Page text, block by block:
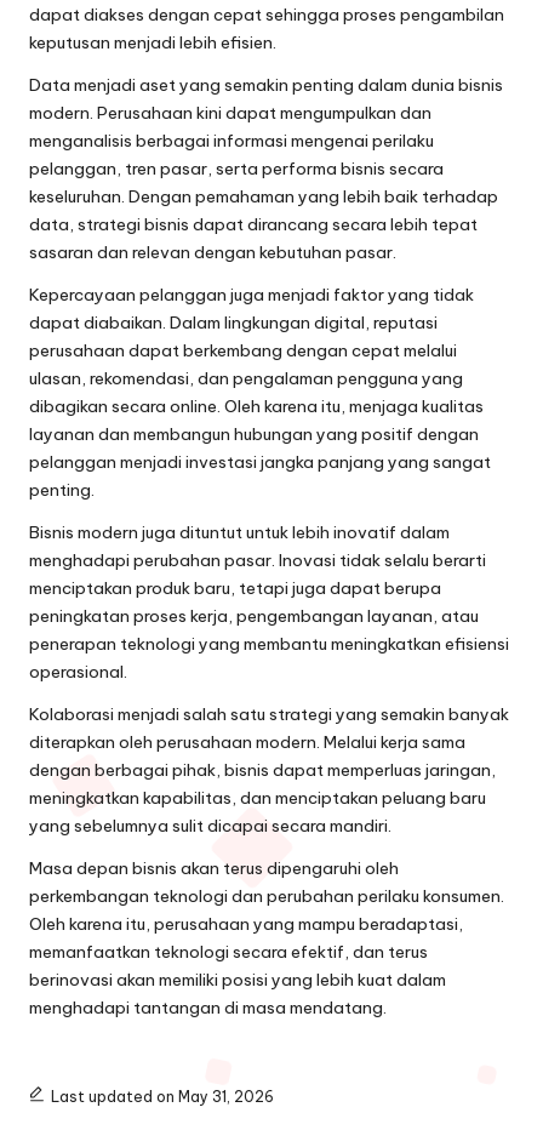
dapat diakses dengan cepat sehingga proses pengambilan
keputusan menjadi lebih efisien.
Data menjadi aset yang semakin penting dalam dunia bisnis
modern. Perusahaan kini dapat mengumpulkan dan
menganalisis berbagai informasi mengenai perilaku
pelanggan, tren pasar, serta performa bisnis secara
keseluruhan. Dengan pemahaman yang lebih baik terhadap
data, strategi bisnis dapat dirancang secara lebih tepat
sasaran dan relevan dengan kebutuhan pasar.
Kepercayaan pelanggan juga menjadi faktor yang tidak
dapat diabaikan. Dalam lingkungan digital, reputasi
perusahaan dapat berkembang dengan cepat melalui
ulasan, rekomendasi, dan pengalaman pengguna yang
dibagikan secara online. Oleh karena itu, menjaga kualitas
layanan dan membangun hubungan yang positif dengan
pelanggan menjadi investasi jangka panjang yang sangat
penting.
Bisnis modern juga dituntut untuk lebih inovatif dalam
menghadapi perubahan pasar. Inovasi tidak selalu berarti
menciptakan produk baru, tetapi juga dapat berupa
peningkatan proses kerja, pengembangan layanan, atau
penerapan teknologi yang membantu meningkatkan efisiensi
operasional.
Kolaborasi menjadi salah satu strategi yang semakin banyak
diterapkan oleh perusahaan modern. Melalui kerja sama
dengan berbagai pihak, bisnis dapat memperluas jaringan,
meningkatkan kapabilitas, dan menciptakan peluang baru
yang sebelumnya sulit dicapai secara mandiri.
Masa depan bisnis akan terus dipengaruhi oleh
perkembangan teknologi dan perubahan perilaku konsumen.
Oleh karena itu, perusahaan yang mampu beradaptasi,
memanfaatkan teknologi secara efektif, dan terus
berinovasi akan memiliki posisi yang lebih kuat dalam
menghadapi tantangan di masa mendatang.
Last updated on May 31, 2026